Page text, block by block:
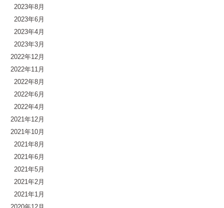
2023年8月
2023年6月
2023年4月
2023年3月
2022年12月
2022年11月
2022年8月
2022年6月
2022年4月
2021年12月
2021年10月
2021年8月
2021年6月
2021年5月
2021年2月
2021年1月